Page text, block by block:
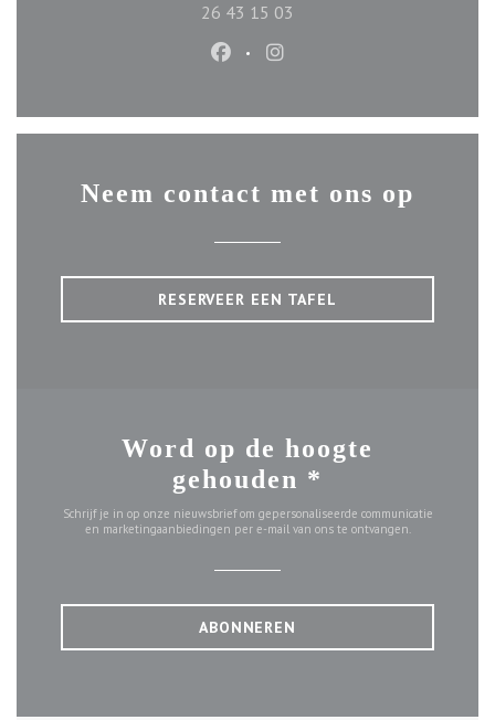
26 43 15 03
Facebook ((opent in een nieuw
Instagram ((opent in een
Neem contact met ons op
RESERVEER EEN TAFEL
Word op de hoogte
gehouden *
Schrijf je in op onze nieuwsbrief om gepersonaliseerde communicatie
en marketingaanbiedingen per e-mail van ons te ontvangen.
ABONNEREN